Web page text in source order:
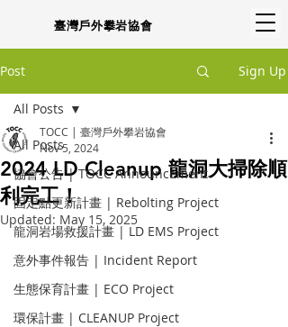
臺灣戶外攀岩協會
Post Sign Up
All Posts
協會公告 | TOCC Announcement
固定點更新計畫 | Rebolting Project
龍洞岩場救援計畫 | LD EMS Project
意外事件報告 | Incident Report
生態保育計畫 | ECO Project
環保計畫 | CLEANUP Project
All Posts
2024 LD Cleanup 龍洞大掃除順
利完工！
TOCC | 臺灣戶外攀岩協會
Nov 5, 2024
Updated: May 15, 2025